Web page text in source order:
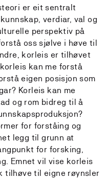
er eit sentralt
verdiar, val og
perspektiv på
oss sjølve i høve til
korleis er tilhøvet
kan me forstå
eigen posisjon som
Korleis kan me
og rom bidreg til å
for forståing og
legg til grunn at
for forsking,
Emnet vil vise korleis
tilhøve til eigne røynsler